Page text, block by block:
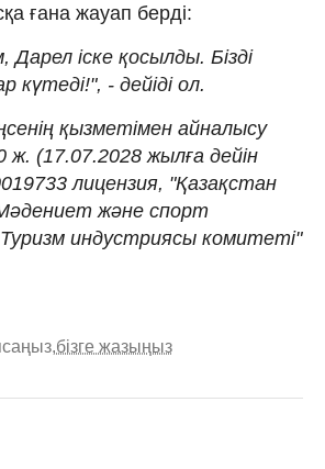
ғана жауап берді:
іске қосылды. Бізді
- дейіді ол.
қызметімен айналысу
ж. (17.07.2028 жылға дейін
лицензия, "Қазақстан
және спорт
Туризм индустриясы комитеті"
бізге жазыңыз